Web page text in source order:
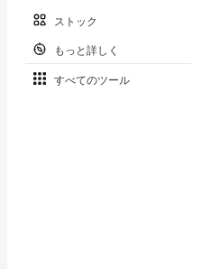
ストック
もっと詳しく
すべてのツール